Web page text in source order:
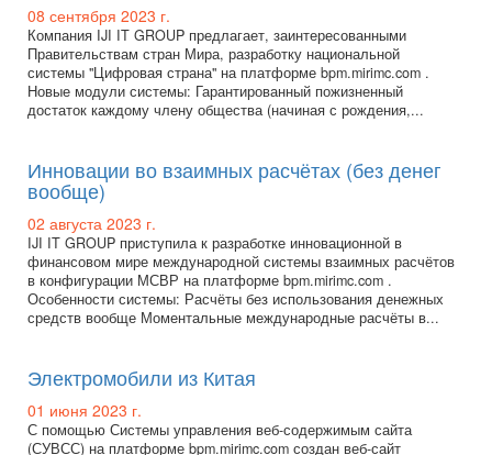
08 сентября 2023 г.
Компания IJI IT GROUP предлагает, заинтересованными
Правительствам стран Мира, разработку национальной
системы "Цифровая страна" на платформе bpm.mirimc.com .
Новые модули системы: Гарантированный пожизненный
достаток каждому члену общества (начиная с рождения,...
Инновации во взаимных расчётах (без денег
вообще)
02 августа 2023 г.
IJI IT GROUP приступила к разработке инновационной в
финансовом мире международной системы взаимных расчётов
в конфигурации МСВР на платформе bpm.mirimc.com .
Особенности системы: Расчёты без использования денежных
средств вообще Моментальные международные расчёты в...
Электромобили из Китая
01 июня 2023 г.
С помощью Системы управления веб-содержимым сайта
(СУВСС) на платформе bpm.mirimc.com создан веб-сайт